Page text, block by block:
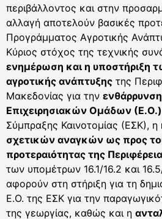
περιβάλλοντος και στην
αλλαγή αποτελούν βασικές
Προγράμματος Αγροτικής
Κύριος στόχος της τεχνικής
ενημέρωση και η υποστήριξη
αγροτικής ανάπτυξης της
Μακεδονίας για την
Επιχειρησιακών Ομάδων (Ε.Ο.)
Σύμπραξης Καινοτομίας (ΕΣΚ), η
σχετικών αναγκών ως προς
προτεραιότητας της
των υπομέτρων 16.1/16.2 και
αφορούν στη στήριξη για τη
Ε.Ο. της ΕΣΚ για την
της γεωργίας, καθώς και η